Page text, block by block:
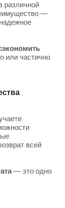
различной
—
или частично
всей
— это одно